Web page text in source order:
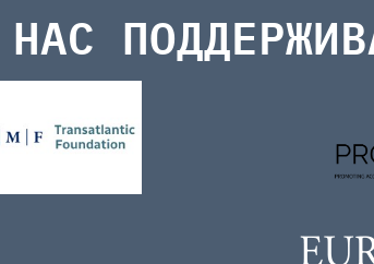
НАС